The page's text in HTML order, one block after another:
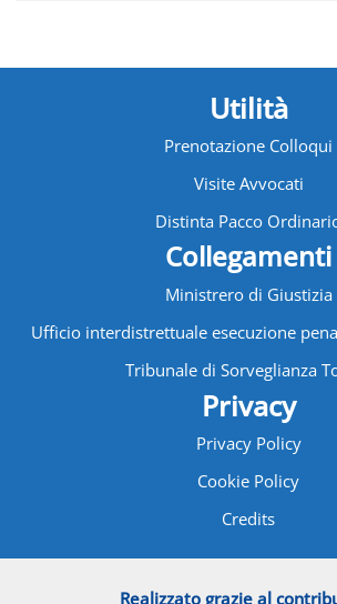
Utilità
Prenotazione Colloqui
Visite Avvocati
Distinta Pacco
Collegamenti
Ministrero di Giustizia
Ufficio interdistrettuale esecuzione
Tribunale di Sorveglianza
Privacy
Privacy Policy
Cookie Policy
Credits
Realizzato grazie al